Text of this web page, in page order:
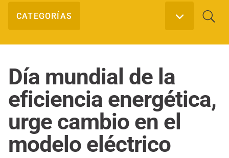
Día mundial de la
eficiencia energética,
urge cambio en el
modelo eléctrico